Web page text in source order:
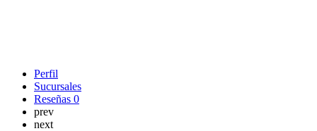
Perfil
Sucursales
Reseñas 0
prev
next